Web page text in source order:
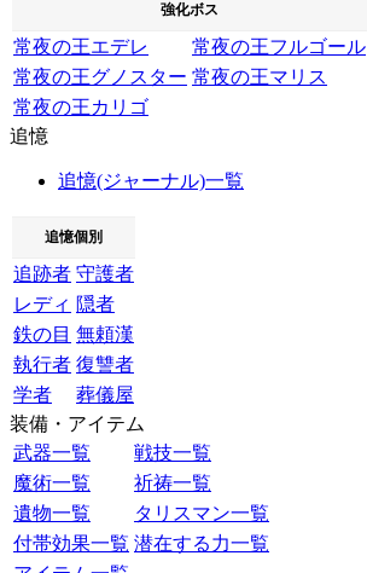
強化ボス
常夜の王エデレ
常夜の王フルゴール
常夜の王グノスター 常夜の王マリス
常夜の王カリゴ
追憶
追憶(ジャーナル)一覧
追憶個別
追跡者 守護者
レディ 隠者
鉄の目 無頼漢
執行者 復讐者
学者
葬儀屋
装備・アイテム
武器一覧
戦技一覧
魔術一覧
祈祷一覧
遺物一覧
タリスマン一覧
付帯効果一覧 潜在する力一覧